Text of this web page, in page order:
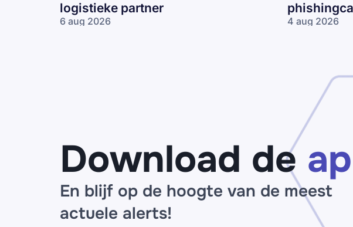
logistieke partner
6 aug 2026
4 aug 2026
Download de
En blijf op de hoogte van de meest
actuele alerts!